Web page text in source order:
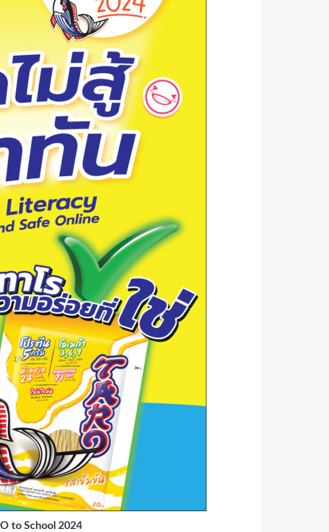
to School 2024